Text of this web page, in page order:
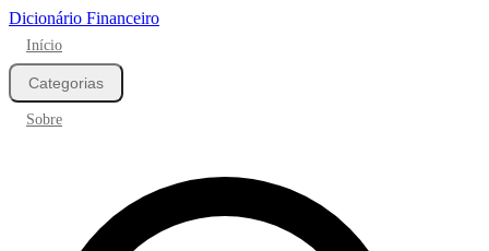
Dicionário Financeiro
Início
Categorias
Sobre